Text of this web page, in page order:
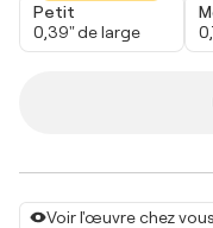
Voir l'œuvre chez vous
Petit
0,39" de large